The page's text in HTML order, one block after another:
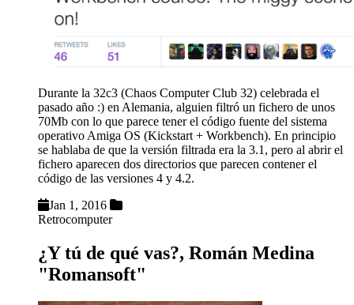
Durante la 32c3 (Chaos Computer Club 32) celebrada el
pasado año :) en Alemania, alguien filtró un fichero de unos
70Mb con lo que parece tener el código fuente del sistema
operativo Amiga OS (Kickstart + Workbench). En principio
se hablaba de que la versión filtrada era la 3.1, pero al abrir el
fichero aparecen dos directorios que parecen contener el
código de las versiones 4 y 4.2.
Jan 1, 2016
Retrocomputer
¿Y tú de qué vas?, Román Medina
"Romansoft"